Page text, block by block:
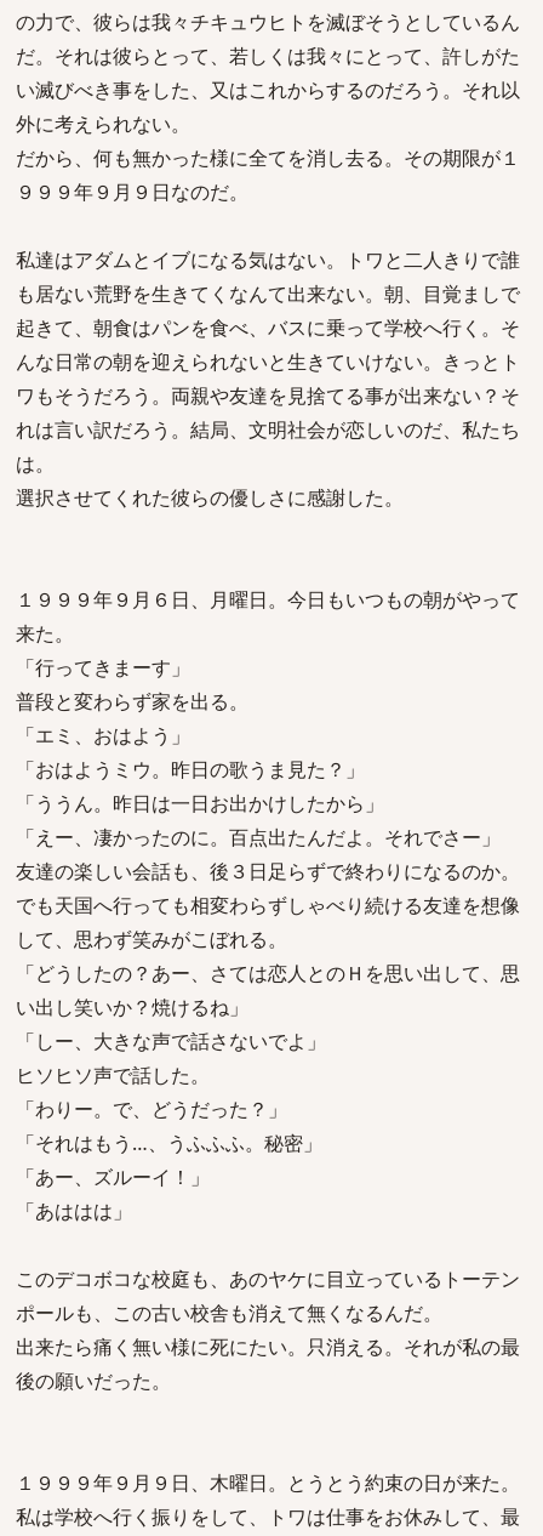
の力で、彼らは我々チキュウヒトを滅ぼそうとしているん
だ。それは彼らとって、若しくは我々にとって、許しがた
い滅びべき事をした、又はこれからするのだろう。それ以
外に考えられない。
だから、何も無かった様に全てを消し去る。その期限が１
９９９年９月９日なのだ。
私達はアダムとイブになる気はない。トワと二人きりで誰
も居ない荒野を生きてくなんて出来ない。朝、目覚ましで
起きて、朝食はパンを食べ、バスに乗って学校へ行く。そ
んな日常の朝を迎えられないと生きていけない。きっとト
ワもそうだろう。両親や友達を見捨てる事が出来ない？そ
れは言い訳だろう。結局、文明社会が恋しいのだ、私たち
は。
選択させてくれた彼らの優しさに感謝した。
１９９９年９月６日、月曜日。今日もいつもの朝がやって
来た。
「行ってきまーす」
普段と変わらず家を出る。
「エミ、おはよう」
「おはようミウ。昨日の歌うま見た？」
「ううん。昨日は一日お出かけしたから」
「えー、凄かったのに。百点出たんだよ。それでさー」
友達の楽しい会話も、後３日足らずで終わりになるのか。
でも天国へ行っても相変わらずしゃべり続ける友達を想像
して、思わず笑みがこぼれる。
「どうしたの？あー、さては恋人とのＨを思い出して、思
い出し笑いか？焼けるね」
「しー、大きな声で話さないでよ」
ヒソヒソ声で話した。
「わりー。で、どうだった？」
「それはもう…、うふふふ。秘密」
「あー、ズルーイ！」
「あははは」
このデコボコな校庭も、あのヤケに目立っているトーテン
ポールも、この古い校舎も消えて無くなるんだ。
出来たら痛く無い様に死にたい。只消える。それが私の最
後の願いだった。
１９９９年９月９日、木曜日。とうとう約束の日が来た。
私は学校へ行く振りをして、トワは仕事をお休みして、最